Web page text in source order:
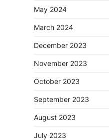
May 2024
March 2024
December 2023
November 2023
October 2023
September 2023
August 2023
July 2023